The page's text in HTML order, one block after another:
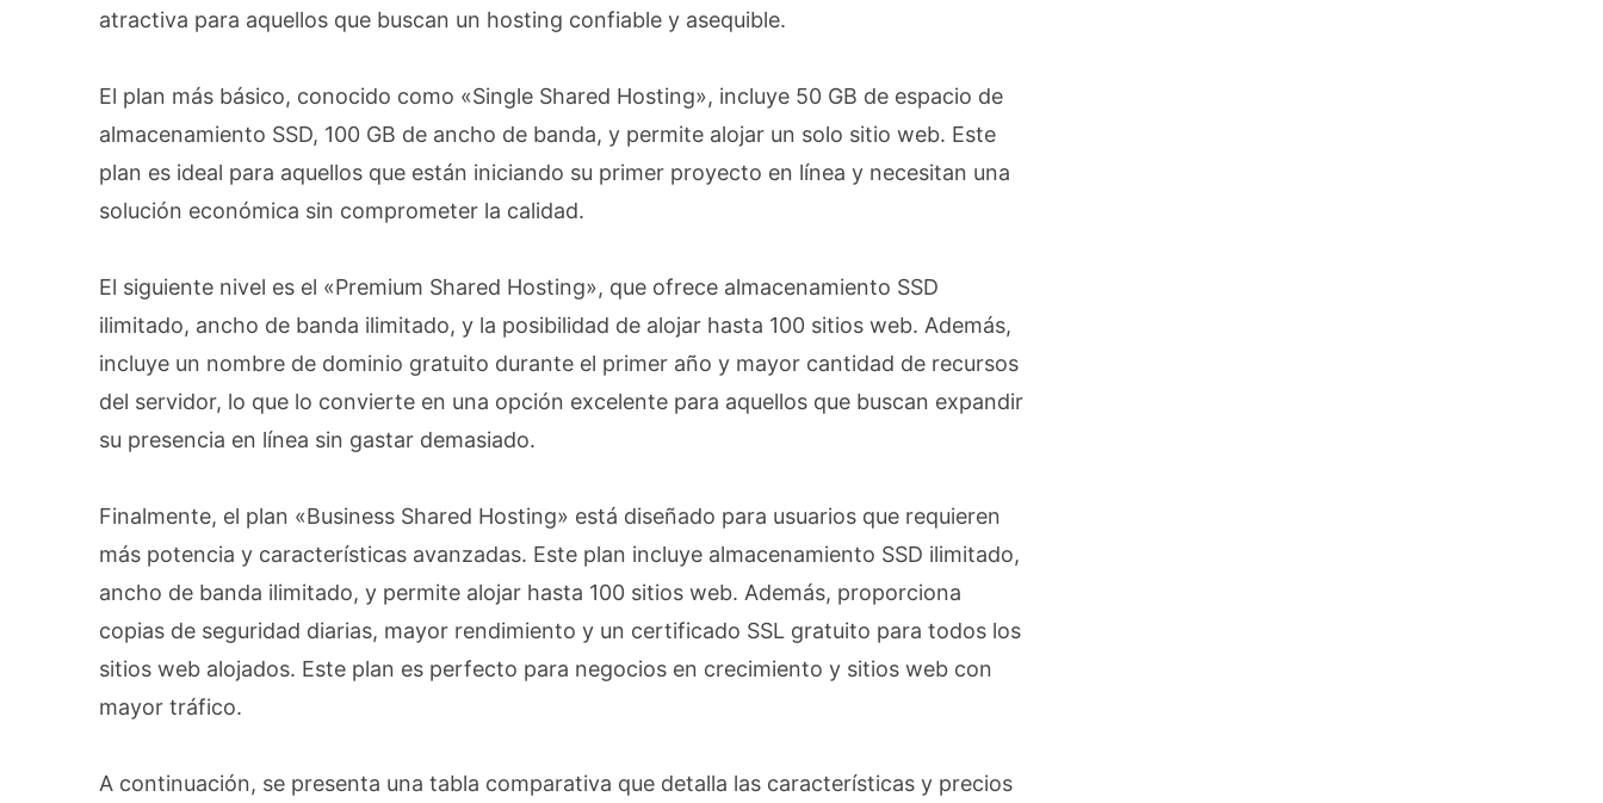
atractiva para aquellos que buscan un hosting confiable y asequible.
El plan más básico, conocido como «Single Shared Hosting», incluye 50 GB de espacio de
almacenamiento SSD, 100 GB de ancho de banda, y permite alojar un solo sitio web. Este
plan es ideal para aquellos que están iniciando su primer proyecto en línea y necesitan una
solución económica sin comprometer la calidad.
El siguiente nivel es el «Premium Shared Hosting», que ofrece almacenamiento SSD
ilimitado, ancho de banda ilimitado, y la posibilidad de alojar hasta 100 sitios web. Además,
incluye un nombre de dominio gratuito durante el primer año y mayor cantidad de recursos
del servidor, lo que lo convierte en una opción excelente para aquellos que buscan expandir
su presencia en línea sin gastar demasiado.
Finalmente, el plan «Business Shared Hosting» está diseñado para usuarios que requieren
más potencia y características avanzadas. Este plan incluye almacenamiento SSD ilimitado,
ancho de banda ilimitado, y permite alojar hasta 100 sitios web. Además, proporciona
copias de seguridad diarias, mayor rendimiento y un certificado SSL gratuito para todos los
sitios web alojados. Este plan es perfecto para negocios en crecimiento y sitios web con
mayor tráfico.
A continuación, se presenta una tabla comparativa que detalla las características y precios